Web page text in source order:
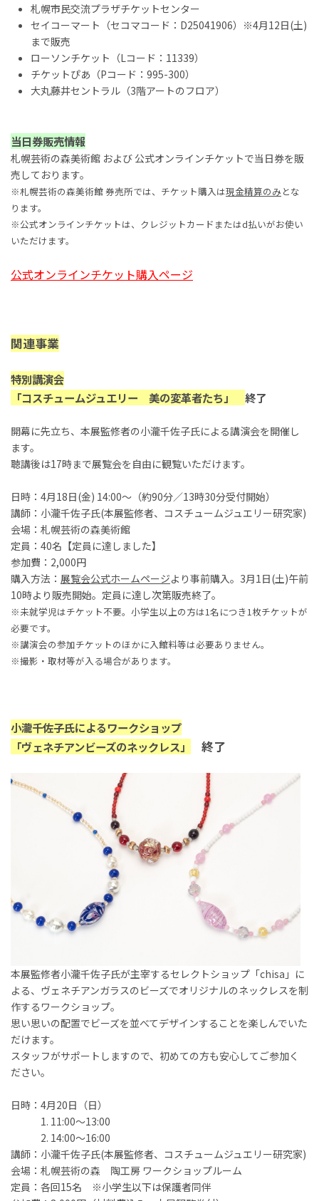
札幌市民交流プラザチケットセンター
セイコーマート（セコマコード：D25041906）※4月12日(土)
まで販売
ローソンチケット（Lコード：11339）
チケットぴあ（Pコード：995-300）
大丸藤井セントラル（3階アートのフロア）
当日券販売情報
札幌芸術の森美術館 および 公式オンラインチケットで当日券を販
売しております。
※札幌芸術の森美術館 券売所では、チケット購入は現金精算のみ とな
ります。
※公式オンラインチケットは、クレジットカードまたはd払いがお使い
いただけます。
公式オンラインチケット購入ページ
関連事業
特別講演会
「コスチュームジュエリー 美の変革者たち」 終了
開幕に先立ち、本展監修者の小瀧千佐子氏による講演会を開催し
ます。
聴講後は17時まで展覧会を自由に観覧いただけます。
日時：4月18日(金) 14:00～（約90分／13時30分受付開始）
講師：小瀧千佐子氏(本展監修者、コスチュームジュエリー研究家)
会場：札幌芸術の森美術館
定員：40名【定員に達しました】
参加費：2,000円
購入方法： 展覧会公式ホームページより事前購入。3月1日(土)午前
10時より販売開始。定員に達し次第販売終了。
※未就学児はチケット不要。小学生以上の方は1名につき1枚チケットが
必要です。
※講演会の参加チケットのほかに入館料等は必要ありません。
※撮影・取材等が入る場合があります。
小瀧千佐子氏によるワークショップ
「ヴェネチアンビーズのネックレス」
終了
本展監修者小瀧千佐子氏が主宰するセレクトショップ「chisa」に
よる、ヴェネチアンガラスのビーズでオリジナルのネックレスを制
作するワークショップ。
思い思いの配置でビーズを並べてデザインすることを楽しんでいた
だけます。
スタッフがサポートしますので、初めての方も安心してご参加く
ださい。
日時：4月20日（日）
11:00～13:00
14:00～16:00
講師：小瀧千佐子氏(本展監修者、コスチュームジュエリー研究家)
会場：札幌芸術の森 陶工房 ワークショップルーム
定員：各回15名 ※小学生以下は保護者同伴